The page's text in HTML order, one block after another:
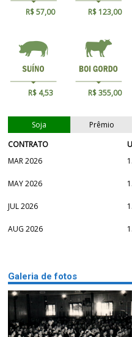
R$ 57,00 R$ 123,00
R$ 4,53 R$ 355,00
Soja Prêmio
CONTRATO
MAR 2026
MAY 2026
JUL 2026
AUG 2026
Galeria de fotos